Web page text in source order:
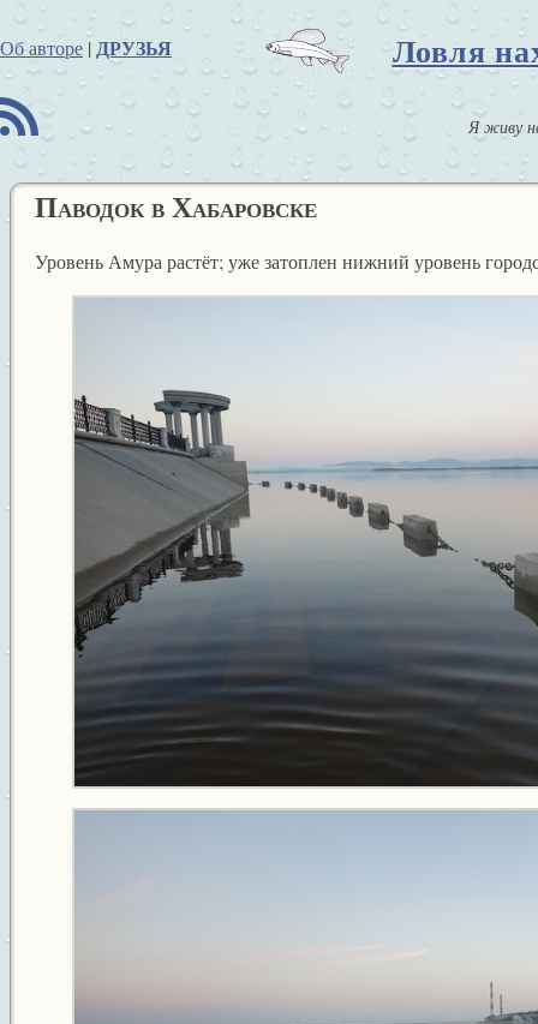
Об авторе | ДРУЗЬЯ Ловля
B Я живу
Паводок в Хабаровске
Уровень Амура растёт; уже затоплен нижний уровень